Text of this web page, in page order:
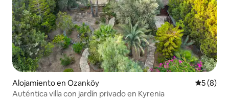
Alojamiento en Ozanköy
5 (8)
Auténtica villa con jardín privado en Kyrenia